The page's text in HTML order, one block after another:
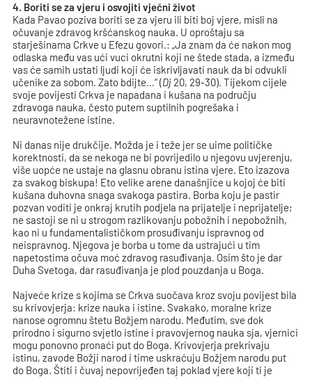
4. Boriti se za vjeru i osvojiti vječni život
Kada Pavao poziva boriti se za vjeru ili biti boj vjere, misli na
očuvanje zdravog kršćanskog nauka. U oproštaju sa
starješinama Crkve u Efezu govori.: „Ja znam da će nakon mog
odlaska među vas ući vuci okrutni koji ne štede stada, a između
vas će samih ustati ljudi koji će iskrivljavati nauk da bi odvukli
učenike za sobom. Zato bdijte…“ (Dj 20, 29-30). Tijekom cijele
svoje povijesti Crkva je napadana i kušana na području
zdravoga nauka, često putem suptilnih pogrešaka i
neuravnotežene istine.
Ni danas nije drukčije. Možda je i teže jer se uime političke
korektnosti, da se nekoga ne bi povrijedilo u njegovu uvjerenju,
više uopće ne ustaje na glasnu obranu istina vjere. Eto izazova
za svakog biskupa! Eto velike arene današnjice u kojoj će biti
kušana duhovna snaga svakoga pastira. Borba koju je pastir
pozvan voditi je onkraj krutih podjela na prijatelje i neprijatelje;
ne sastoji se ni u strogom razlikovanju pobožnih i nepobožnih,
kao ni u fundamentalističkom prosuđivanju ispravnog od
neispravnog. Njegova je borba u tome da ustrajući u tim
napetostima očuva moć zdravog rasuđivanja. Osim što je dar
Duha Svetoga, dar rasuđivanja je plod pouzdanja u Boga.
Najveće krize s kojima se Crkva suočava kroz svoju povijest bila
su krivovjerja: krize nauka i istine. Svakako, moralne krize
nanose ogromnu štetu Božjem narodu. Međutim, sve dok
prirodno i sigurno svjetlo istine i pravovjernog nauka sja, vjernici
mogu ponovno pronaći put do Boga. Krivovjerja prekrivaju
istinu, zavode Božji narod i time uskraćuju Božjem narodu put
do Boga. Štiti i čuvaj nepovrijeđen taj poklad vjere koji ti je